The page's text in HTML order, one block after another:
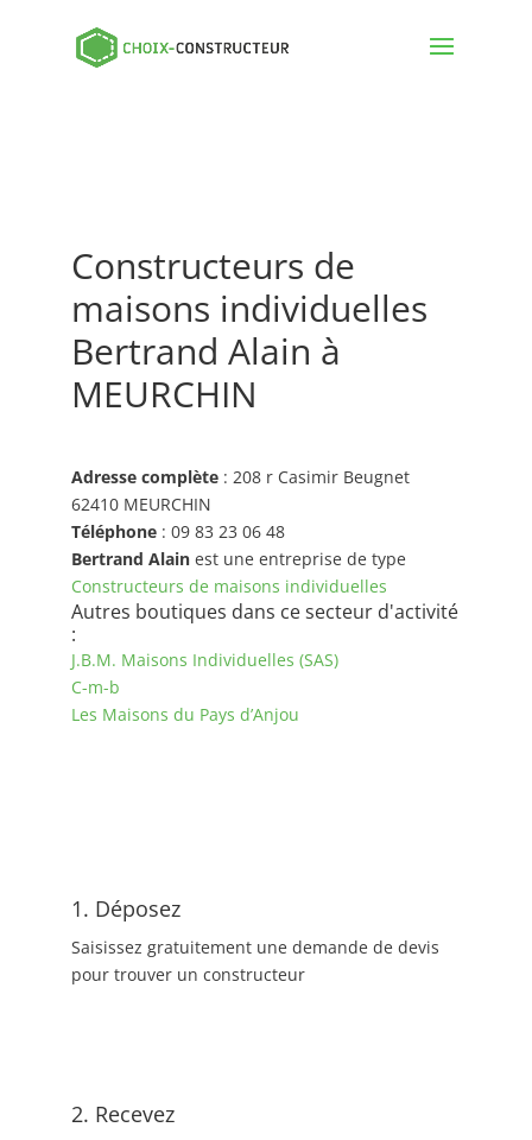
Constructeurs de
maisons individuelles
Bertrand Alain à
MEURCHIN
Adresse complète: 208 r Casimir Beugnet
62410 MEURCHIN
Téléphone: 09 83 23 06 48
Bertrand Alainest une entreprise de type
Constructeurs de maisons individuelles
Autres boutiques dans ce secteur d'activité
:
J.B.M. Maisons Individuelles (SAS)
C-m-b
Les Maisons du Pays d’Anjou
1. Déposez
Saisissez gratuitement une demande de devis
pour trouver un constructeur
2. Recevez